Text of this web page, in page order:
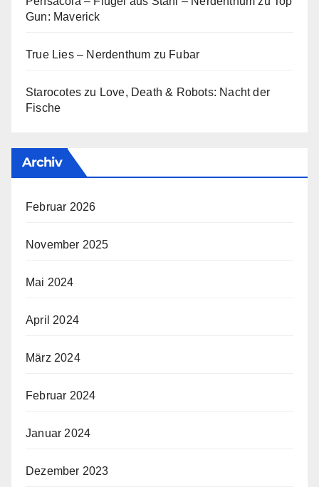
Gun: Maverick
True Lies – Nerdenthum zu Fubar
Starocotes zu Love, Death & Robots: Nacht der
Fische
Archiv
Februar 2026
November 2025
Mai 2024
April 2024
März 2024
Februar 2024
Januar 2024
Dezember 2023